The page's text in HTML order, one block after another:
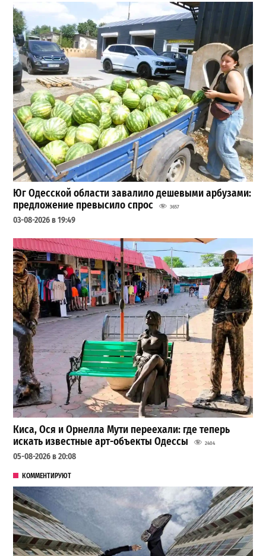
Юг Одесской области завалило дешевыми арбузами:
предложение превысило спрос
3657
03-08-2026 в 19:49
Киса, Ося и Орнелла Мути переехали: где теперь
искать известные арт-объекты Одессы
2404
05-08-2026 в 20:08
КОММЕНТИРУЮТ